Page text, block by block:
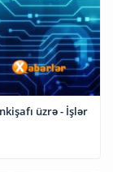
üzrə - İşlər